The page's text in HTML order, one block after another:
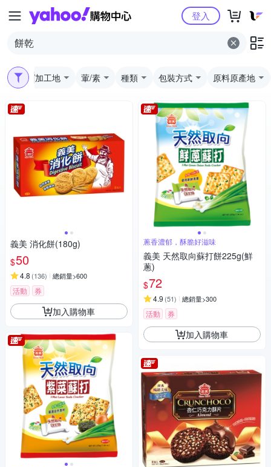
Yahoo購物中心登入
製造/加工地 葷/素 種類 包裝方式 原料原產地
義美 消化餅(180g)
$50
4.8 (136) 總銷量>600
活動 券
加入購物車
蔥香濃郁，酥脆好滋味
義美 天然取向蘇打餅225g(鮮
蔥)
$72
4.9 (51) 總銷量>300
活動 券
加入購物車